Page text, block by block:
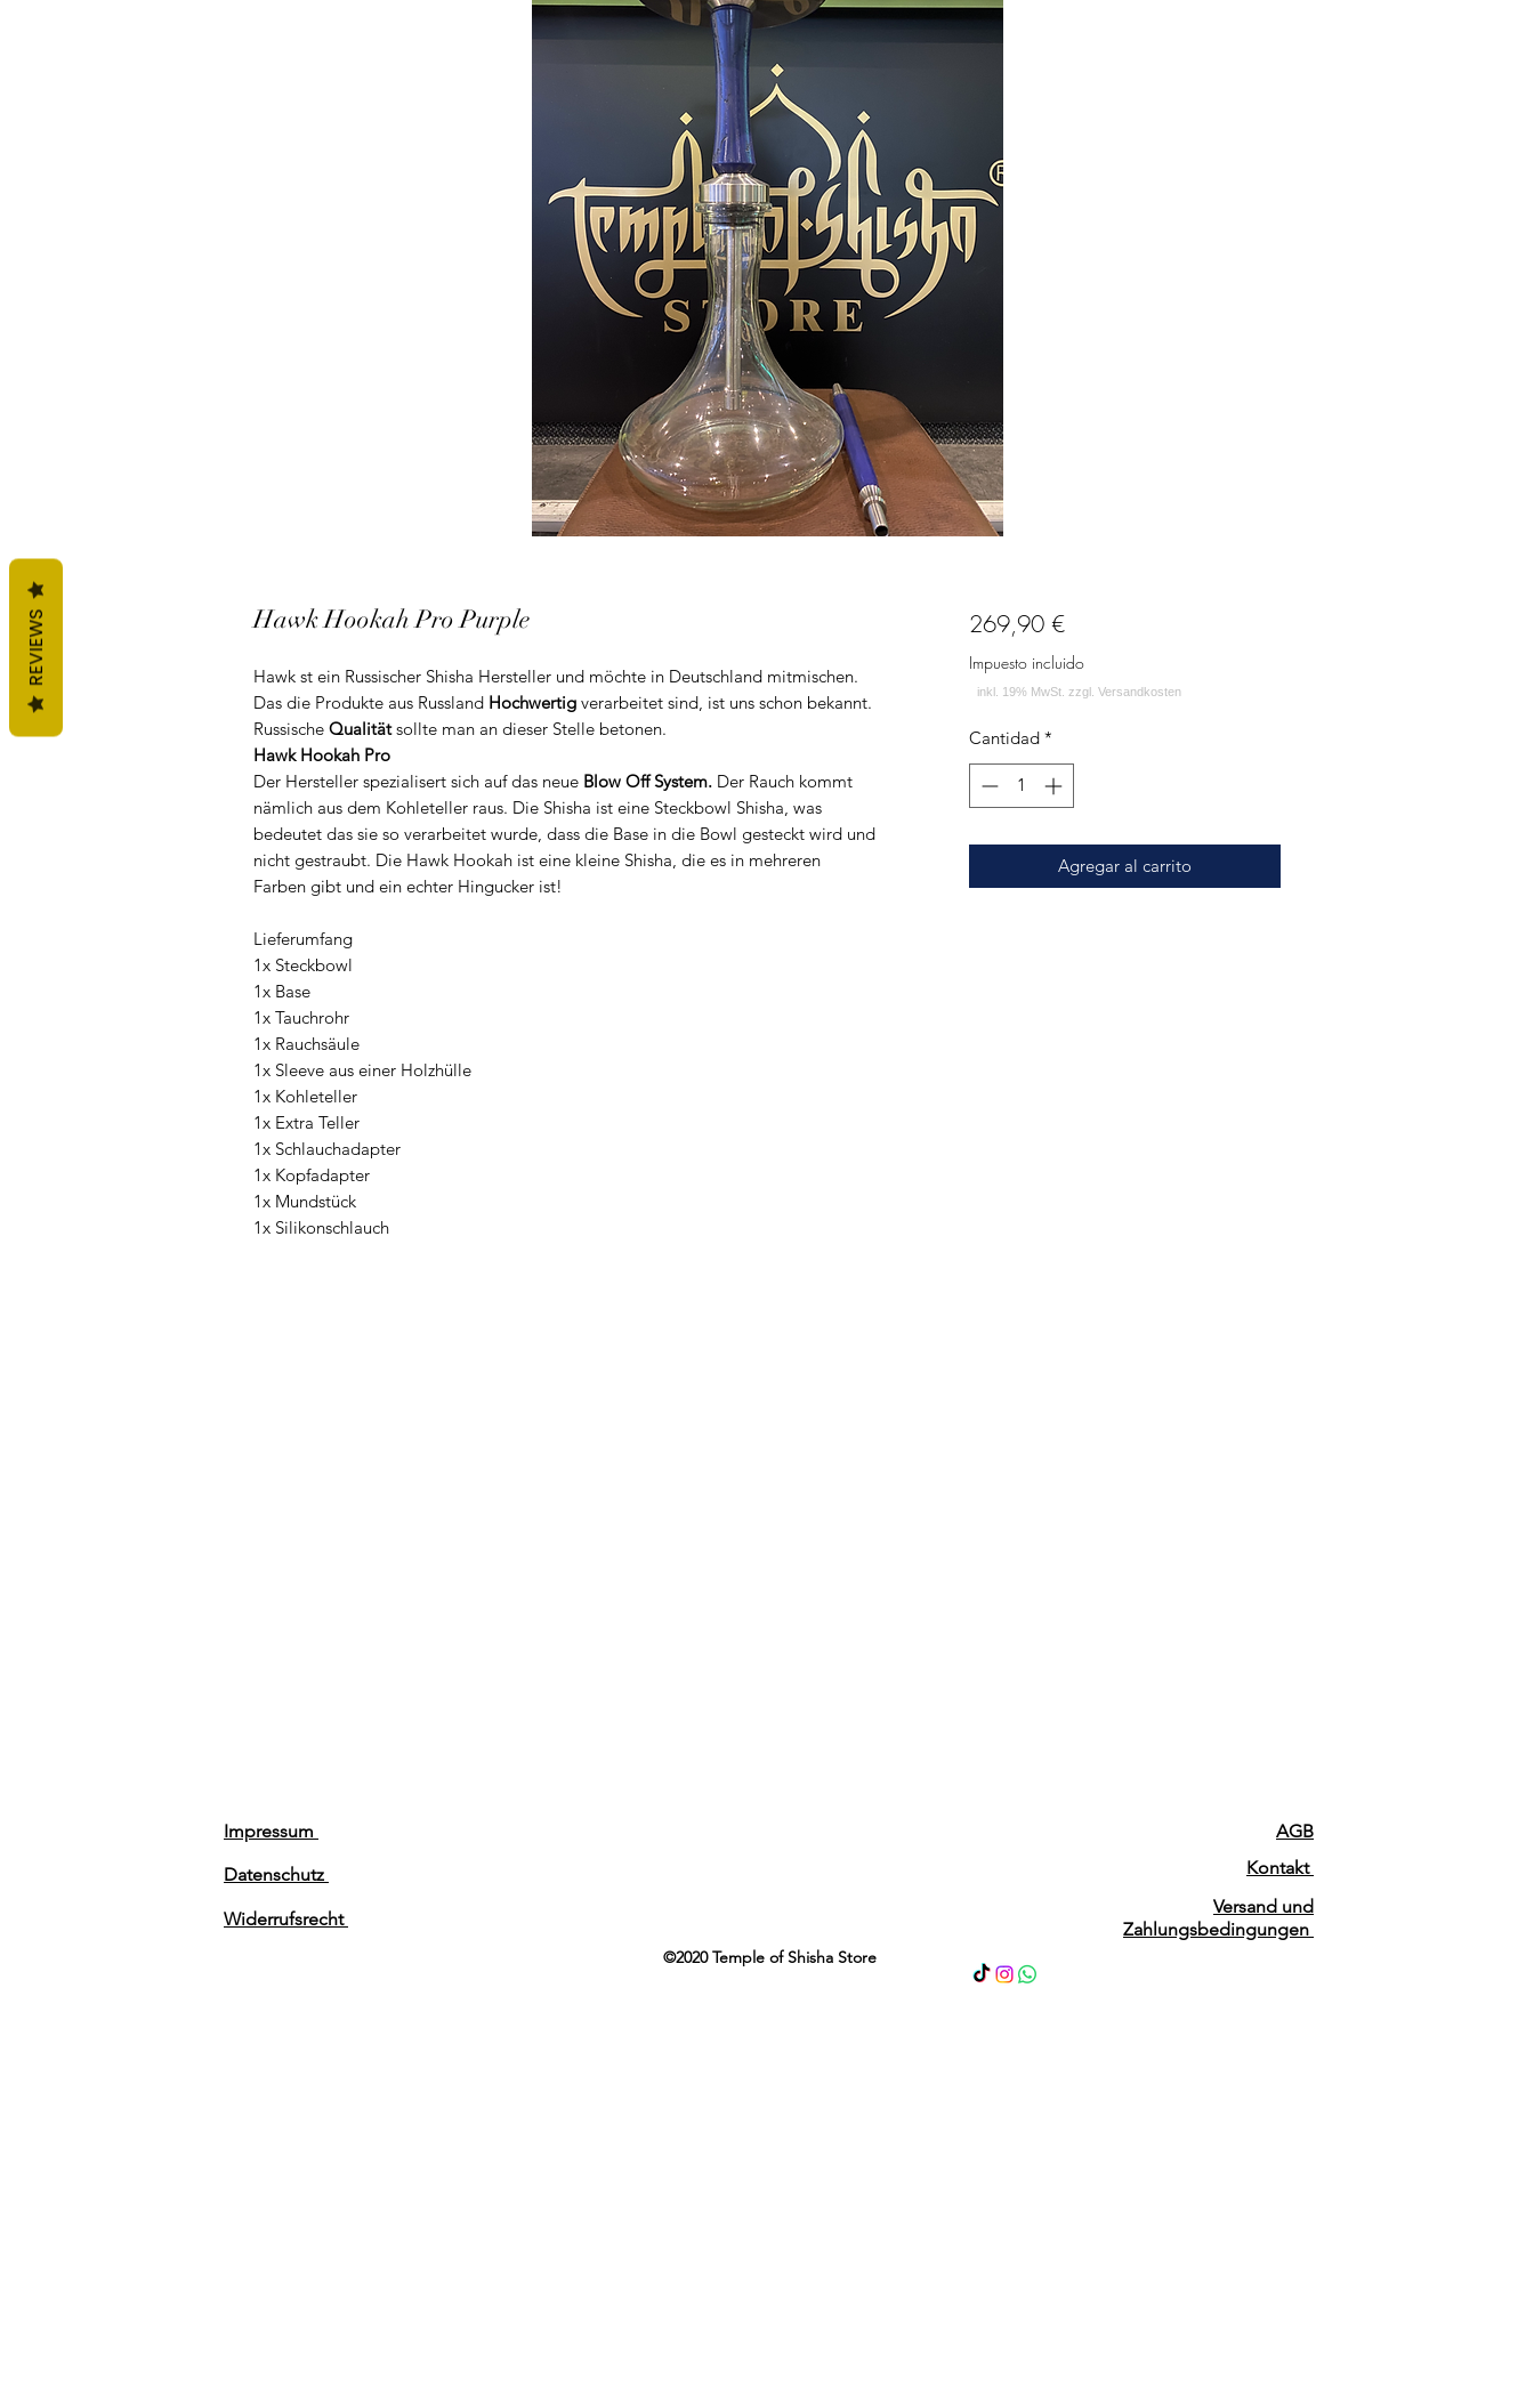
Hawk Hookah Pro Purple
Hawk st ein Russischer Shisha Hersteller und möchte in Deutschland mitmischen.
Das die Produkte aus Russland Hochwertig verarbeitet sind, ist uns schon bekannt.
Russische Qualitätsollte man an dieser Stelle betonen.
Hawk Hookah Pro
Der Hersteller spezialisert sich auf das neue Blow Off System. Der Rauch kommt
nämlich aus dem Kohleteller raus. Die Shisha ist eine Steckbowl Shisha, was
bedeutet das sie so verarbeitet wurde, dass die Base in die Bowl gesteckt wird und
nicht gestraubt. Die Hawk Hookah ist eine kleine Shisha, die es in mehreren
Farben gibt und ein echter Hingucker ist!
Lieferumfang
1x Steckbowl
1x Base
1x Tauchrohr
1x Rauchsäule
1x Sleeve aus einer Holzhülle
1x Kohleteller
1x Extra Teller
1x Schlauchadapter
1x Kopfadapter
1x Mundstück
1x Silikonschlauch
269,90 €Precio
Impuesto incluido
Cantidad *
Agregar al carrito
Impressum
AGB
Datenschutz
Kontakt
Widerrufsrecht
Versand und
Zahlungsbedingungen
©2020 Temple of Shisha Store
REVIEWS